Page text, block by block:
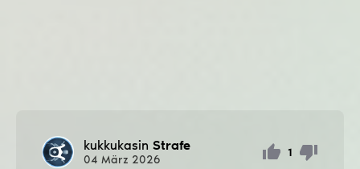
kukkukasin Strafe
04 März 2026
1